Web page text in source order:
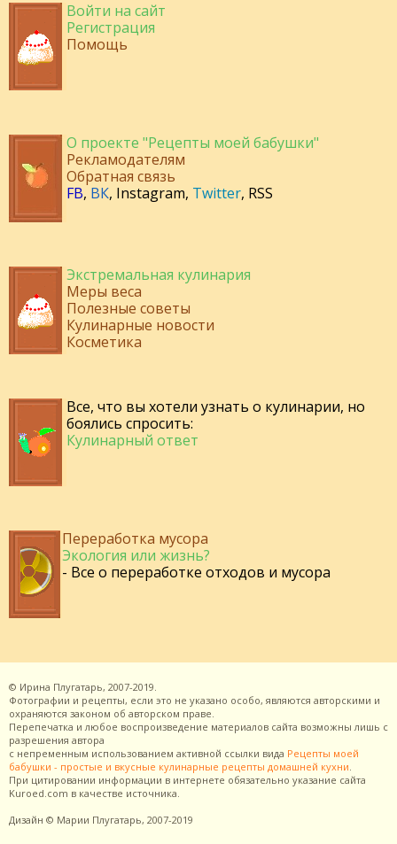
Войти на сайт
Регистрация
Помощь
О проекте "Рецепты моей бабушки"
Рекламодателям
Обратная связь
FB, ВК, Instagram, Twitter, RSS
Экстремальная кулинария
Меры веса
Полезные советы
Кулинарные новости
Косметика
Все, что вы хотели узнать о кулинарии, но
боялись спросить:
Кулинарный ответ
Переработка мусора
Экология или жизнь?
- Все о переработке отходов и мусора
© Ирина Плугатарь, 2007-2019.
Фотографии и рецепты, если это не указано особо, являются авторскими и
охраняются законом об авторском праве.
Перепечатка и любое воспроизведение материалов сайта возможны лишь с
разрешения автора
с непременным использованием активной ссылки вида Рецепты моей
бабушки - простые и вкусные кулинарные рецепты домашней кухни.
При цитировании информации в интернете обязательно указание сайта
Kuroed.com в качестве источника.
Дизайн © Марии Плугатарь, 2007-2019